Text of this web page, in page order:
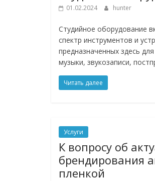
01.02.2024 hunter
Студийное оборудование
спектр инструментов и
предназначенных здесь
музыки, звукозаписи,
Читать далее
Услуги
К вопросу об
брендирования
пленкой